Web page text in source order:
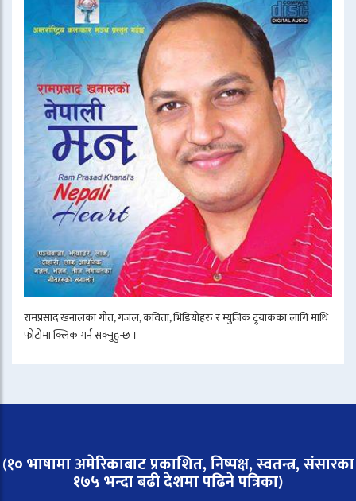
रामप्रसाद खनालका गीत, गजल, कविता, भिडियोहरु र म्युजिक ट्र्याकका लागि माथि
फोटोमा क्लिक गर्न सक्नुहुन्छ ।
(१० भाषामा अमेरिकाबाट प्रकाशित, निष्पक्ष, स्वतन्त्र,संसारका
१७५ भन्दा बढी देशमा पढिने पत्रिका)